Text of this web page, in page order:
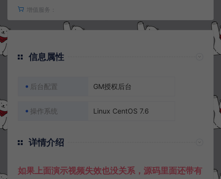
增值服务：
信息属性
后台配置 GM授权后台
操作系统 Linux CentOS 7.6
详情介绍
如果上面演示视频失效也没关系，源码里面还带有